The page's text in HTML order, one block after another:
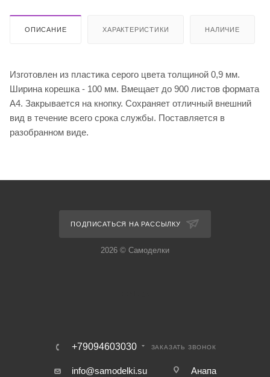
ОПИСАНИЕ ХАРАКТЕРИСТИКИ НАЛИЧИЕ
Изготовлен из пластика серого цвета толщиной 0,9 мм.
Ширина корешка - 100 мм. Вмещает до 900 листов формата
А4. Закрывается на кнопку. Сохраняет отличный внешний
вид в течение всего срока службы. Поставляется в
разобранном виде.
ПОДПИСАТЬСЯ НА РАССЫЛКУ
2026 © Самоделки
+79094603030 ЗАКАЗАТЬ ЗВОНОК
info@samodelki.su Анапа